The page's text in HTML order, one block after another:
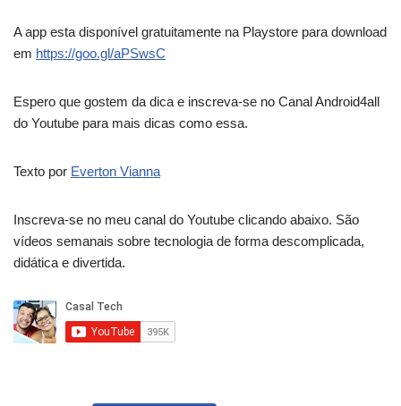
A app esta disponível gratuitamente na Playstore para download
em https://goo.gl/aPSwsC
Espero que gostem da dica e inscreva-se no Canal Android4all
do Youtube para mais dicas como essa.
Texto por Everton Vianna
Inscreva-se no meu canal do Youtube clicando abaixo. São
vídeos semanais sobre tecnologia de forma descomplicada,
didática e divertida.